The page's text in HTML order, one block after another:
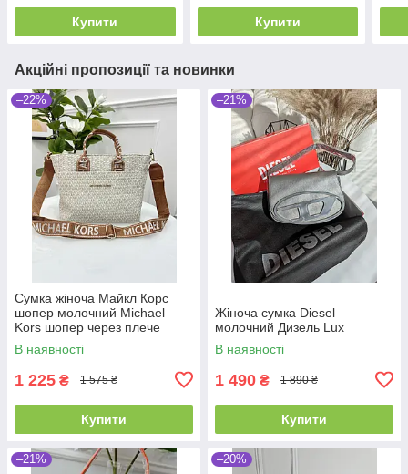
Купити Купити
Акційні пропозиції та новинки
–22%
Сумка жіноча Майкл Корс
шопер молочний Michael
Kors шопер через плече
В наявності
1 225 ₴ 1 575 ₴
Купити
–21%
Жіноча сумка Diesel
молочний Дизель Lux
В наявності
1 490 ₴ 1 890 ₴
Купити
–21% –20%